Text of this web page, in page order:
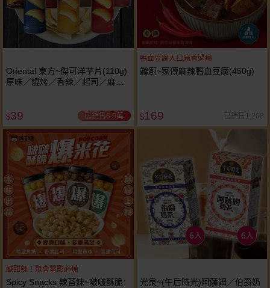
Oriental 東方~傑可洋芋片(110g)
原味／燒烤／香辣／起司／麻辣
$39 已銷售6.5萬
鴨血豆腐入口麻香過癮
饞廚~家傳麻辣鴨血豆腐(450g)
$169 已銷售1,268
鹹甜辣！聚會電影必備
Spicy Snacks 辣苔妹~啵啵酥脆 光泉~(午后時光)阿薩姆／伯爵奶